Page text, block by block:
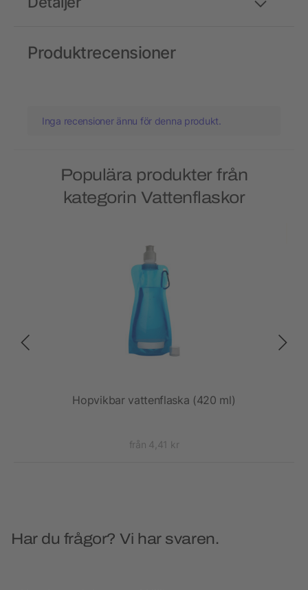
Produktrecensioner
Inga recensioner ännu för denna produkt.
Populära produkter från
kategorin Vattenflaskor
Hopvikbar vattenflaska (420 ml)
från 4,41 kr
Har du frågor? Vi har svaren.